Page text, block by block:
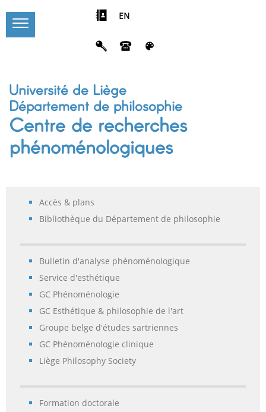
EN
Université de Liège
Département de philosophie
Centre de recherches
phénoménologiques
Accès & plans
Bibliothèque du Département de philosophie
Bulletin d'analyse phénoménologique
Service d'esthétique
GC Phénoménologie
GC Esthétique & philosophie de l'art
Groupe belge d'études sartriennes
GC Phénoménologie clinique
Liège Philosophy Society
Formation doctorale